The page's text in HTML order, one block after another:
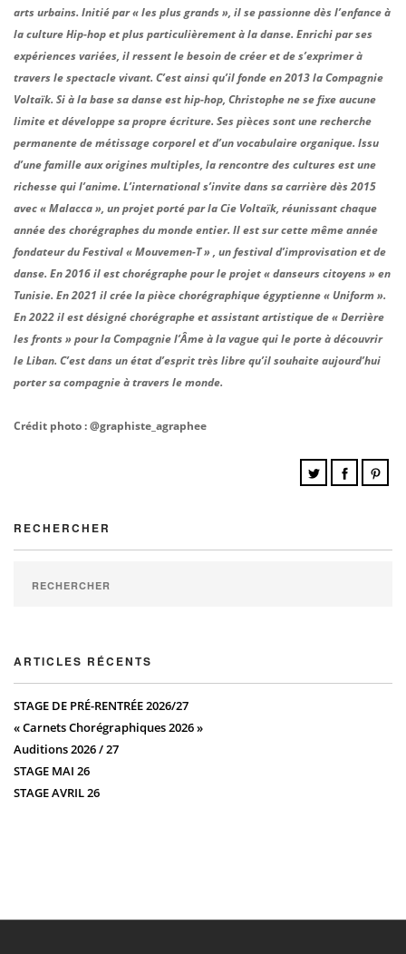
arts urbains. Initié par « les plus grands », il se passionne dès l’enfance à
la culture Hip-hop et plus particulièrement à la danse. Enrichi par ses
expériences variées, il ressent le besoin de créer et de s’exprimer à
travers le spectacle vivant. C’est ainsi qu’il fonde en 2013 la Compagnie
Voltaïk. Si à la base sa danse est hip-hop, Christophe ne se fixe aucune
limite et développe sa propre écriture. Ses pièces sont une recherche
permanente de métissage corporel et d’un vocabulaire organique. Issu
d’une famille aux origines multiples, la rencontre des cultures est une
richesse qui l’anime. L’international s’invite dans sa carrière dès 2015
avec « Malacca », un projet porté par la Cie Voltaïk, réunissant chaque
année des chorégraphes du monde entier. Il est sur cette même année
fondateur du Festival « Mouvemen-T » , un festival d’improvisation et de
danse. En 2016 il est chorégraphe pour le projet « danseurs citoyens » en
Tunisie. En 2021 il crée la pièce chorégraphique égyptienne « Uniform ».
En 2022 il est désigné chorégraphe et assistant artistique de « Derrière
les fronts » pour la Compagnie l’Âme à la vague qui le porte à découvrir
le Liban. C’est dans un état d’esprit très libre qu’il souhaite aujourd’hui
porter sa compagnie à travers le monde.
Crédit photo : @graphiste_agraphee
RECHERCHER
ARTICLES RÉCENTS
STAGE DE PRÉ-RENTRÉE 2026/27
« Carnets Chorégraphiques 2026 »
Auditions 2026 / 27
STAGE MAI 26
STAGE AVRIL 26